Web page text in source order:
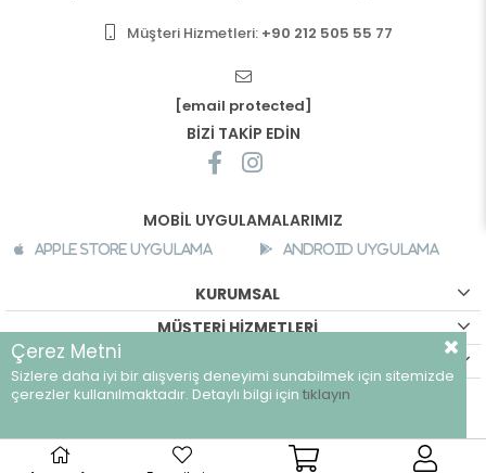
Müşteri Hizmetleri: +90 212 505 55 77
[email protected]
BİZİ TAKİP EDİN
MOBİL UYGULAMALARIMIZ
Apple Store Uygulama Android Uygulama
KURUMSAL
MÜŞTERİ HİZMETLERİ
©breeze.com.tr - Tüm hakları saklıdır.
Çerez Metni
Sizlere daha iyi bir alışveriş deneyimi sunabilmek için sitemizde
çerezler kullanılmaktadır. Detaylı bilgi için tıklayın